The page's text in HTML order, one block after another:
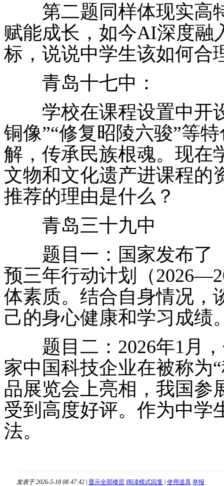
第二题同样体现实高
赋能成长，如今AI深度融
标，说说中学生该如何合
青岛十七中：
学校在课程设置中开
铜像”“修复昭陵六骏”等
解，传承民族根魂。现在
文物和文化遗产进课程的
推荐的理由是什么？
青岛三十九中
题目一：国家发布了
预三年行动计划（
体素质。结合自身情况，
己的身心健康和学习成绩
题目二：2026年1月，
家中国科技企业在被称为
品展览会上亮相，我国参
受到高度好评。作为中学
法。
发表于 2026-5-18 08:47:42 | 显示全部楼层 |阅读模式回复 | 使用道具 举报